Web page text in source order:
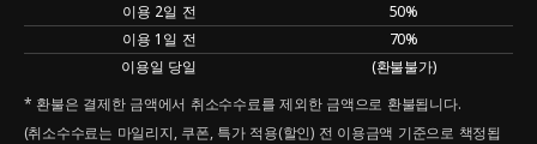
이용 2일 전
50%
이용 1일 전
70%
이용일 당일
(환불불가)
* 환불은 결제한 금액에서 취소수수료를 제외한 금액으로 환불됩니다.
(취소수수료는 마일리지, 쿠폰, 특가 적용(할인) 전 이용금액 기준으로 책정됩